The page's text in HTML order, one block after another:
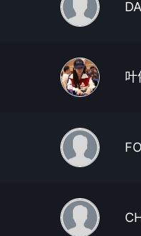
叶